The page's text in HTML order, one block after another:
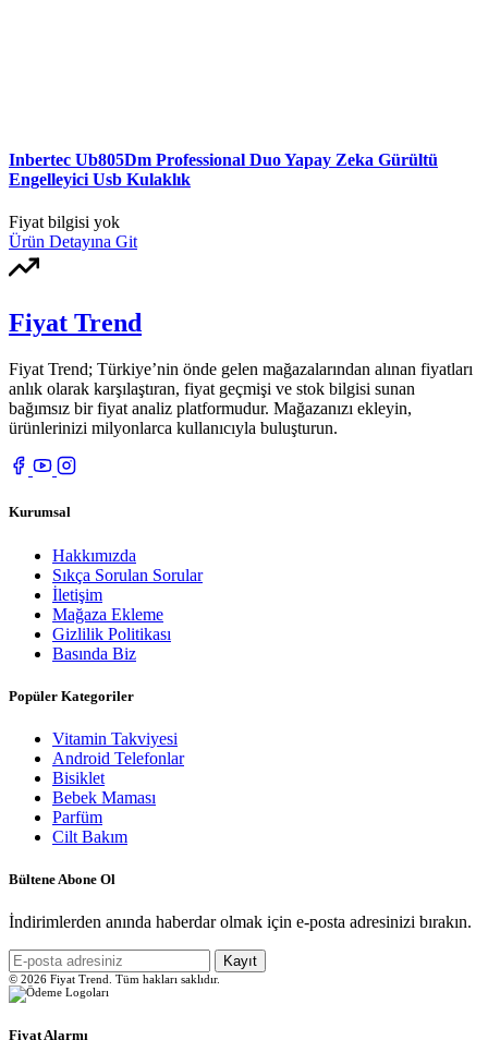
Inbertec Ub805Dm Professional Duo Yapay Zeka Gürültü
Engelleyici Usb Kulaklık
Fiyat bilgisi yok
Ürün Detayına Git
Fiyat Trend
Fiyat Trend; Türkiye’nin önde gelen mağazalarından alınan fiyatları
anlık olarak karşılaştıran, fiyat geçmişi ve stok bilgisi sunan
bağımsız bir fiyat analiz platformudur. Mağazanızı ekleyin,
ürünlerinizi milyonlarca kullanıcıyla buluşturun.
Kurumsal
Hakkımızda
Sıkça Sorulan Sorular
İletişim
Mağaza Ekleme
Gizlilik Politikası
Basında Biz
Popüler Kategoriler
Vitamin Takviyesi
Android Telefonlar
Bisiklet
Bebek Maması
Parfüm
Cilt Bakım
Bültene Abone Ol
İndirimlerden anında haberdar olmak için e-posta adresinizi bırakın.
Kayıt
© 2026 Fiyat Trend. Tüm hakları saklıdır.
Fiyat Alarmı